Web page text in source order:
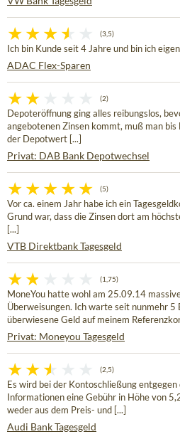
(3,5)
Ich bin Kunde seit 4 Jahre und bin ich
ADAC Flex-Sparen
(2)
Depoteröffnung ging alles reibungslos,
angebotenen Zinsen kommt, muß man
der Depotwert [...]
Privat: DAB Bank Depotwechsel
(5)
Vor ca. einem Jahr habe ich ein
Grund war, dass die Zinsen dort am
[...]
VTB Direktbank Tagesgeld
(1,75)
MoneYou hatte wohl am 25.09.14
Überweisungen. Ich warte seit nunmehr 5
überwiesene Geld auf meinem
Privat: Moneyou Tagesgeld
(2,5)
Es wird bei der Kontoschließung
Informationen eine Gebühr in Höhe von
weder aus dem Preis- und [...]
Audi Bank Tagesgeld